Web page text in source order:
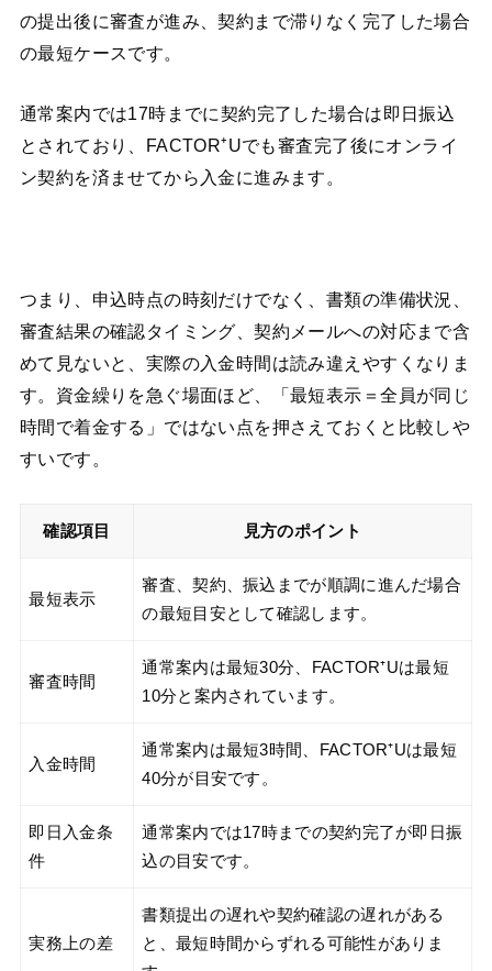
の提出後に審査が進み、契約まで滞りなく完了した場合
の最短ケースです。
通常案内では17時までに契約完了した場合は即日振込
とされており、FACTOR⁺Uでも審査完了後にオンライ
ン契約を済ませてから入金に進みます。
つまり、申込時点の時刻だけでなく、書類の準備状況、
審査結果の確認タイミング、契約メールへの対応まで含
めて見ないと、実際の入金時間は読み違えやすくなりま
す。資金繰りを急ぐ場面ほど、「最短表示＝全員が同じ
時間で着金する」ではない点を押さえておくと比較しや
すいです。
確認項目 見方のポイント
最短表示
審査、契約、振込までが順調に進んだ場合
の最短目安として確認します。
審査時間
通常案内は最短30分、FACTOR⁺Uは最短
10分と案内されています。
入金時間
通常案内は最短3時間、FACTOR⁺Uは最短
40分が目安です。
即日入金条
件
通常案内では17時までの契約完了が即日振
込の目安です。
実務上の差
書類提出の遅れや契約確認の遅れがある
と、最短時間からずれる可能性がありま